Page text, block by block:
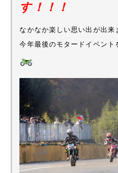
す！！！
なかなか楽しい思い出が出来
今年最後のモタードイベント